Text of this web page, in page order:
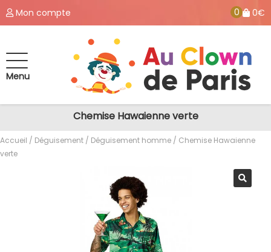
Mon compte 0 0€
Menu
Chemise Hawaienne verte
Accueil / Déguisement / Déguisement homme / Chemise Hawaienne
verte